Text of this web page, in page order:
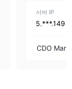
서버 IP
5.***.149
CDO